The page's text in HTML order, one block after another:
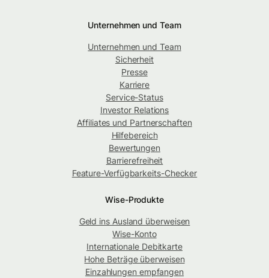
Unternehmen und Team
Unternehmen und Team
Sicherheit
Presse
Karriere
Service-Status
Investor Relations
Affiliates und Partnerschaften
Hilfebereich
Bewertungen
Barrierefreiheit
Feature-Verfügbarkeits-Checker
Wise-Produkte
Geld ins Ausland überweisen
Wise-Konto
Internationale Debitkarte
Hohe Beträge überweisen
Einzahlungen empfangen